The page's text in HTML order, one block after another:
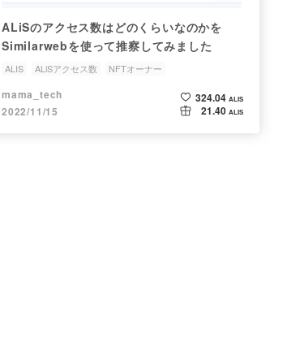
ALiSのアクセス数はどのくらいなのかを
Similarwebを使って推察してみました
ALIS ALiSアクセス数 NFTオーナー
mama_tech
2022/11/15
324.04 ALIS
21.40 ALIS